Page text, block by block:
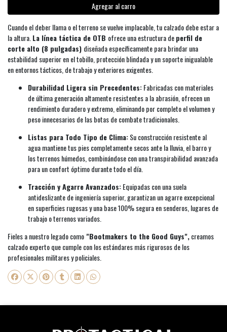
Agregar al carro
Cuando el deber llama o el terreno se vuelve implacable, tu calzado debe estar a
la altura.La línea táctica de OTB ofrece una estructura deperfil de
corte alto (8 pulgadas) diseñada específicamente para brindar una
estabilidad superior en el tobillo, protección blindada y un soporte inigualable
en entornos tácticos, de trabajo y exteriores exigentes.
Durabilidad Ligera sin Precedentes:Fabricadas con materiales
de última generación altamente resistentes a la abrasión, ofrecen un
rendimiento duradero y extremo, eliminando por completo el volumen y
peso innecesarios de las botas de combate tradicionales.
Listas para Todo Tipo de Clima:Su construcción resistente al
agua mantiene tus pies completamente secos ante la lluvia, el barro y
los terrenos húmedos, combinándose con una transpirabilidad avanzada
para un confort óptimo durante todo el día.
Tracción y Agarre Avanzados:Equipadas con una suela
antideslizante de ingeniería superior, garantizan un agarre excepcional
en superficies rugosas y una base 100% segura en senderos, lugares de
trabajo o terrenos variados.
Fieles a nuestro legado como "Bootmakers to the Good Guys",creamos
calzado experto que cumple con los estándares más rigurosos de los
profesionales militares y policiales.